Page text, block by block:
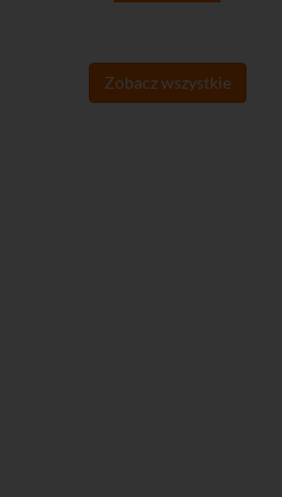
Zobacz wszystkie